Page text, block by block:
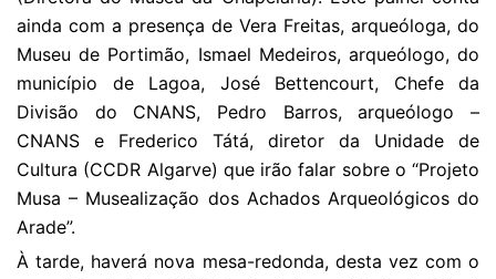
ainda com a presença de Vera Freitas, arqueóloga, do
Museu de Portimão, Ismael Medeiros, arqueólogo, do
município de Lagoa, José Bettencourt, Chefe da
Divisão do CNANS, Pedro Barros, arqueólogo –
CNANS e Frederico Tátá, diretor da Unidade de
Cultura (CCDR Algarve) que irão falar sobre o “Projeto
Musa – Musealização dos Achados Arqueológicos do
Arade”.
À tarde, haverá nova mesa-redonda, desta vez com o